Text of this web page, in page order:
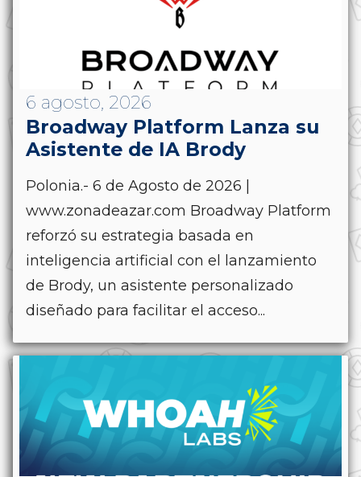
6 agosto, 2026
Broadway Platform Lanza su
Asistente de IA Brody
Polonia.- 6 de Agosto de 2026 |
www.zonadeazar.com Broadway Platform
reforzó su estrategia basada en
inteligencia artificial con el lanzamiento
de Brody, un asistente personalizado
diseñado para facilitar el acceso...